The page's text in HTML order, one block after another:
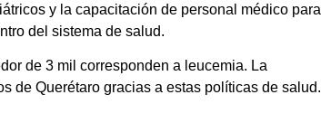
y la capacitación de personal médico para
del sistema de salud.
de 3 mil corresponden a leucemia. La
de Querétaro gracias a estas políticas de salud.